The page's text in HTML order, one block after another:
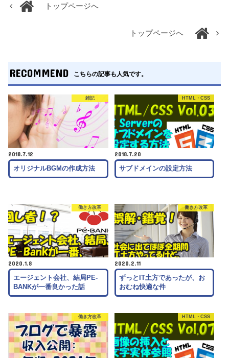
トップページへ
トップページへ
RECOMMEND こちらの記事も人気です。
雑記
2018.7.12
オリジナルBGMの作成方法
HTML・CSS
2018.7.20
サブドメインの設定方法
働き方改革
2020.1.8
エージェント会社、結局PE-
BANKが一番良かった話
働き方改革
2020.2.11
ずっとIT土方であったが、お
おむね快適な件
働き方改革 HTML・CSS